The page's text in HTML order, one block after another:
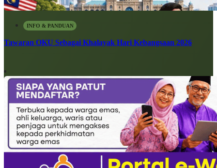
INFO & PANDUAN
Tawaran OKU Sebagai Khalayak Hari Kebangsaan 2026